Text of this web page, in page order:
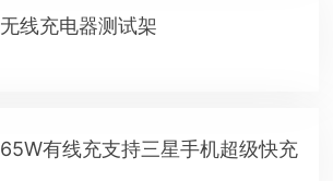
无线充电器测试架
65W有线充支持三星手机超级快充